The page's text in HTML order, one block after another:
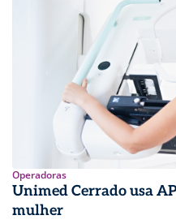
Operadoras
Unimed Cerrado usa
mulher